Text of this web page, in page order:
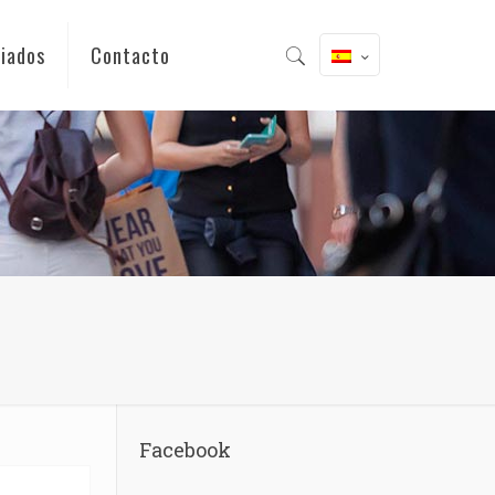
Contacto
Facebook